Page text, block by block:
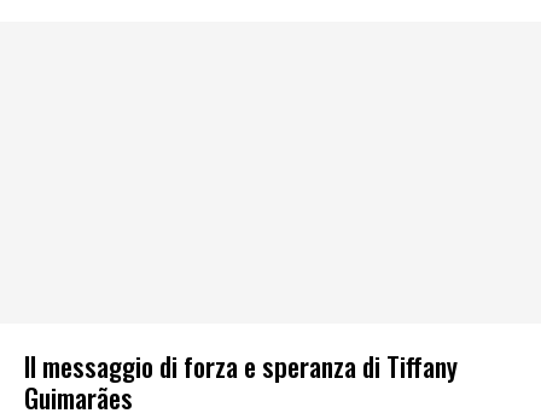
Il messaggio di forza e speranza di Tiffany
Guimarães